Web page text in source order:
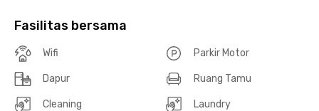
Fasilitas bersama
Wifi Parkir Motor
Dapur Ruang Tamu
Cleaning Laundry